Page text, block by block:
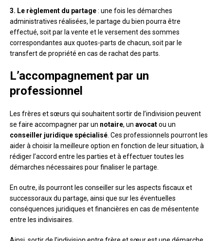
3. Le règlement du partage: une fois les démarches
administratives réalisées, le partage du bien pourra être
effectué, soit par la vente et le versement des sommes
correspondantes aux quotes-parts de chacun, soit par le
transfert de propriété en cas de rachat des parts.
L’accompagnement par un
professionnel
Les frères et sœurs qui souhaitent sortir de l’indivision peuvent
se faire accompagner par un notaire, un avocatou un
conseiller juridique spécialisé . Ces professionnels pourront les
aider à choisir la meilleure option en fonction de leur situation, à
rédiger l’accord entre les parties et à effectuer toutes les
démarches nécessaires pour finaliser le partage.
En outre, ils pourront les conseiller sur les aspects fiscaux et
successoraux du partage, ainsi que sur les éventuelles
conséquences juridiques et financières en cas de mésentente
entre les indivisaires.